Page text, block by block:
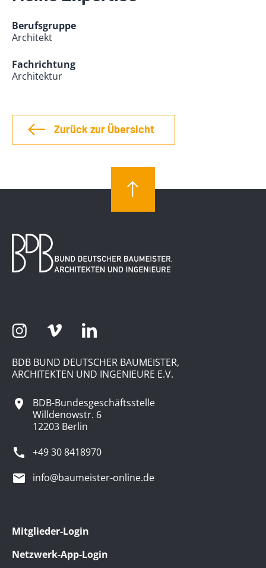
Berufsgruppe
Architekt
Fachrichtung
Architektur
Zurück zur Übersicht
BDB BUND DEUTSCHER BAUMEISTER,
ARCHITEKTEN UND INGENIEURE E.V.
BDB-Bundesgeschäftsstelle
Willdenowstr. 6
12203 Berlin
+49 30 8418970
info@baumeister-online.de
Mitglieder-Login
Netzwerk-App-Login